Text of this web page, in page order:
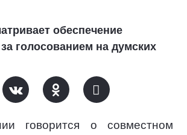
обеспечение
голосованием на думских
говорится о совместном